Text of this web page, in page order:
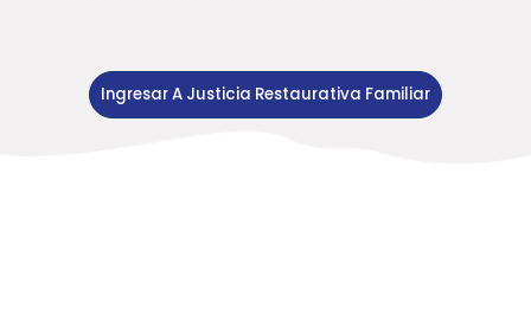
Ingresar A Justicia Restaurativa Familiar